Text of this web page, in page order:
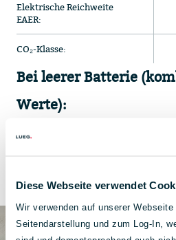
Diese Webseite verwendet
Wir verwenden auf unserer
Seitendarstellung und zum Log-In,
Elektrische Reichweite
EAER:
CO₂-Klasse:
Bei leerer Batterie
Werte):
Energieverbrauch: